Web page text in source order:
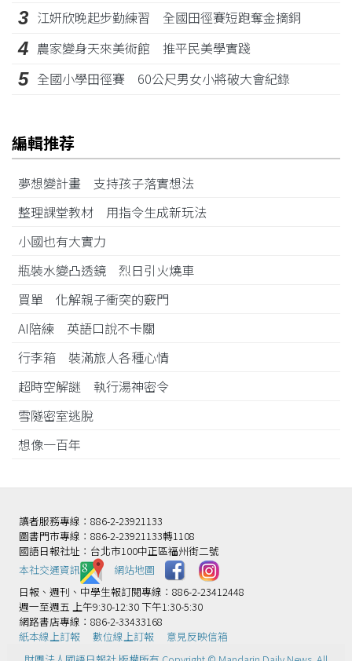
3 江姸欣晚起步勤練習 全國田徑賽短跑奪金摘銅
4 農家變身天來美術館 推平民美學實踐
5 全國小學田徑賽 60公尺男女小將破大會紀錄
編輯推荐
夢想變計畫 支持孩子落實想法
整理課堂教材 用指令生成新玩法
小國也有大實力
瓶裝水變凸透鏡 烈日引火燒車
買單 化解親子衝突的竅門
AI陪練 英語口說不卡關
行李箱 裝滿旅人各種心情
超時空解謎 執行湯神密令
雪隧密室逃脫
想像一百年
讀者服務專線：886-2-23921133
圖書門市專線：886-2-23921133轉1108
國語日報社址：台北市100中正區福州街二號
本社交通資訊️
網站地圖
日報、週刊、中學生報訂閱專線：886-2-23412448
週一至週五 上午9:30-12:30 下午1:30-5:30
網路書店專線：886-2-33433168
紙本線上訂報
數位線上訂報
意見反映信箱